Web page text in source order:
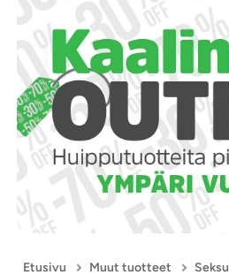
Etusivu Muut tuotteet